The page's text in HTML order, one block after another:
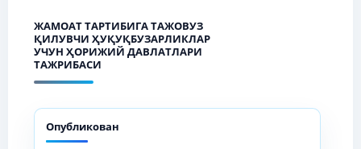
ЖАМОАТ ТАРТИБИГА ТАЖОВУЗ
ҚИЛУВЧИ ҲУҚУҚБУЗАРЛИКЛАР
УЧУН ҲОРИЖИЙ ДАВЛАТЛАРИ
ТАЖРИБАСИ
Опубликован